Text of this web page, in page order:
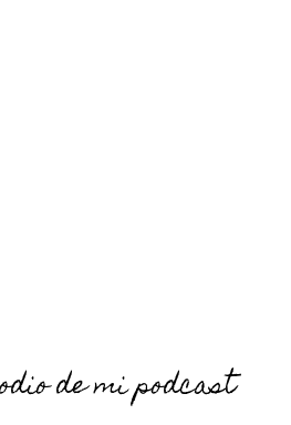
de mi podcast